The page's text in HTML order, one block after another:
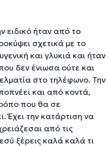
ειδικό ήταν από το
σχετικά με το
και γλυκιά και ήταν
δεν ένιωσα ούτε και
στο τηλέφωνο. Την
και από κοντά,
που θα σε
Έχει την κατάρτιση να
από τις
ξέρεις καλά καλά τι